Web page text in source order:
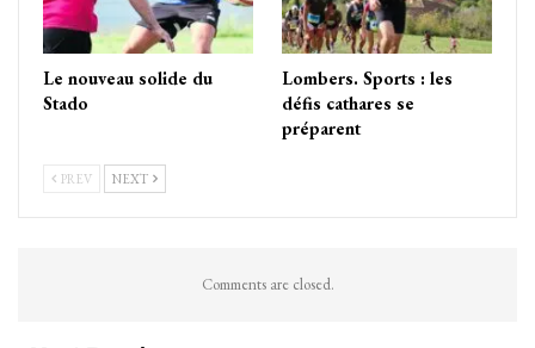
Le nouveau solide du
Stado
Lombers. Sports : les
défis cathares se
préparent
PREV NEXT
Comments are closed.